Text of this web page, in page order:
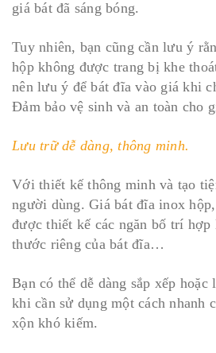
giá bát đã sáng bóng.
Tuy nhiên, bạn cũng cần lưu ý
hộp không được trang bị khe
nên lưu ý để bát đĩa vào giá khi
Đảm bảo vệ sinh và an toàn cho
Lưu trữ dễ dàng, thông minh.
Với thiết kế thông minh và tạo
người dùng. Giá bát đĩa inox
được thiết kế các ngăn bố trí
thước riêng của bát đĩa…
Bạn có thể dễ dàng sắp xếp hoặc
khi cần sử dụng một cách nhanh
xộn khó kiếm.